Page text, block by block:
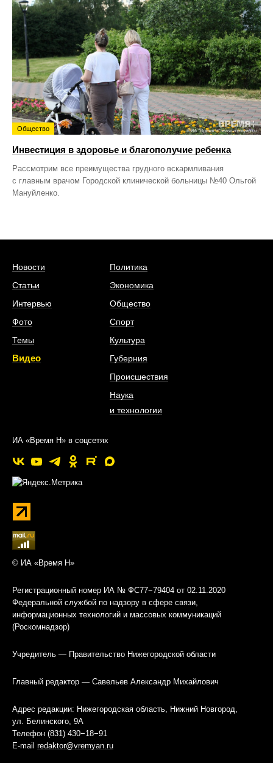
Общество
Инвестиция в здоровье и благополучие ребенка
Рассмотрим все преимущества грудного вскармливания
с главным врачом Городской клинической больницы №40 Ольгой
Мануйленко.
Новости
Статьи
Интервью
Фото
Темы
Видео
Политика
Экономика
Общество
Спорт
Культура
Губерния
Происшествия
Наука
и технологии
ИА «Время Н» в соцсетях
© ИА «Время Н»
Регистрационный номер ИА № ФС77−79404 от 02.11.2020
Федеральной службой по надзору в сфере связи,
информационных технологий и массовых коммуникаций
(Роскомнадзор)
Учредитель — Правительство Нижегородской области
Главный редактор — Савельев Александр Михайлович
Адрес редакции: Нижегородская область, Нижний Новгород,
ул. Белинского, 9А
Телефон (831) 430−18−91
E-mail redaktor@vremyan.ru